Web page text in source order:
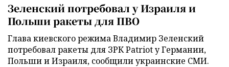
Зеленский потребовал у Израиля и
Польши ракеты для ПВО
Глава киевского режима Владимир Зеленский
потребовал ракеты для ЗРК Patriot у Германии,
Польши и Израиля, сообщили украинские СМИ.